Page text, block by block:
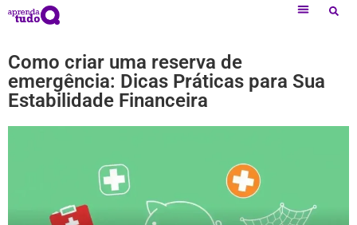
Como criar uma reserva de
emergência: Dicas Práticas para Sua
Estabilidade Financeira